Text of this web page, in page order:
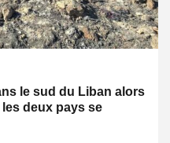
le sud du Liban alors
deux pays se